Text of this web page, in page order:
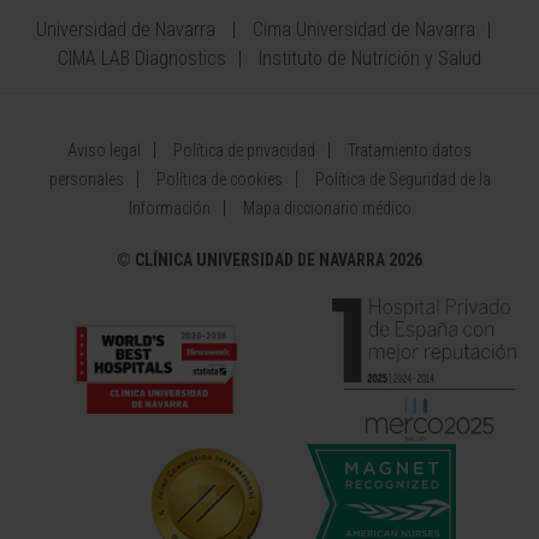
Universidad de Navarra
Cima Universidad de Navarra
CIMA LAB Diagnostics
Instituto de Nutrición y Salud
Aviso legal Política de privacidad
Tratamiento datos
personales
Política de cookies
Política de Seguridad de la
Información
Mapa diccionario médico
© CLÍNICA UNIVERSIDAD DE NAVARRA 2026